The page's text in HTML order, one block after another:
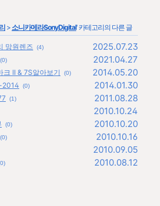
> 소니카메라SonyDigital' 카테고리의 다른 글
망원렌즈 (4) 2025.07.23
(0) 2021.04.27
크 II & 7S알아보기 (0) 2014.05.20
2014 (0) 2014.01.30
(1) 2011.08.28
2010.10.24
(0) 2010.10.20
(0) 2010.10.16
2010.09.05
2010.08.12